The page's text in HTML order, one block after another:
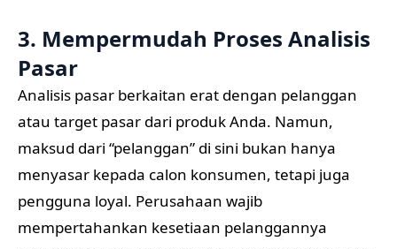
3. Mempermudah Proses Analisis
Pasar
Analisis pasar berkaitan erat dengan pelanggan
atau target pasar dari produk Anda. Namun,
maksud dari “pelanggan” di sini bukan hanya
menyasar kepada calon konsumen, tetapi juga
pengguna loyal. Perusahaan wajib
mempertahankan kesetiaan pelanggannya